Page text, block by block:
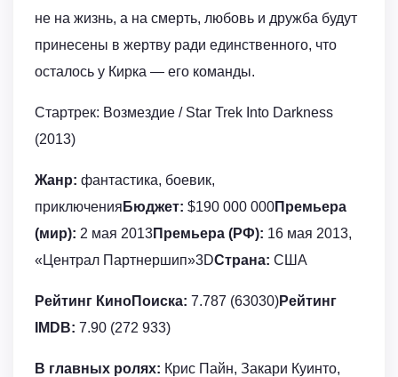
не на жизнь, а на смерть, любовь и дружба будут
принесены в жертву ради единственного, что
осталось у Кирка — его команды.
Стартрек: Возмездие / Star Trek Into Darkness
(2013)
Жанр: фантастика, боевик,
приключения Бюджет: $190 000 000Премьера
(мир): 2 мая 2013Премьера (РФ): 16 мая 2013,
«Централ Партнершип»3DСтрана: США
Рейтинг КиноПоиска: 7.787 (63030)Рейтинг
IMDB: 7.90 (272 933)
В главных ролях: Крис Пайн, Закари Куинто,